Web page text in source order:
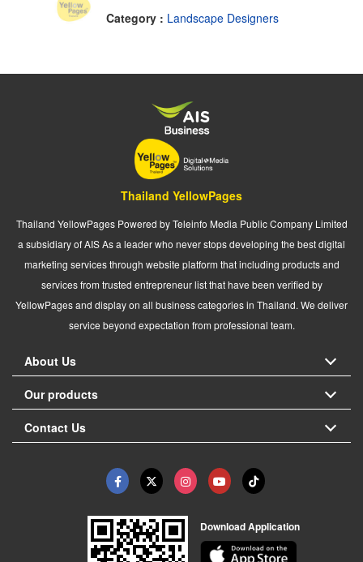
Category : Landscape Designers
Thailand YellowPages
Thailand YellowPages Powered by Teleinfo Media Public Company Limited
a subsidiary of AIS As a leader who never stops developing the best digital
marketing services through website platform that including products and
services from trusted entrepreneur list that have been verified by
YellowPages and display on all business categories in Thailand. We deliver
service beyond expectation from professional team.
About Us
Our products
Contact Us
Download Application